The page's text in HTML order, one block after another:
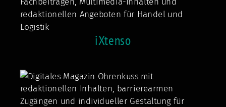
iXtenso